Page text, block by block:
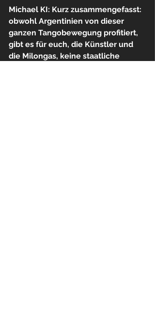
Michael KI: Kurz zusammengefasst:
obwohl Argentinien von dieser
ganzen Tangobewegung profitiert,
gibt es für euch, die Künstler und
die Milongas, keine staatliche